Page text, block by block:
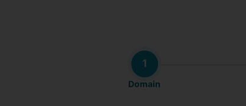
1
Domain